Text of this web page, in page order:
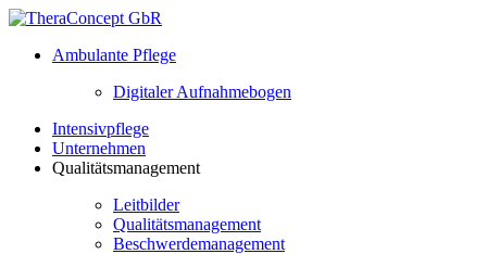
Ambulante Pflege
Digitaler Aufnahmebogen
Intensivpflege
Unternehmen
Qualitätsmanagement
Leitbilder
Qualitätsmanagement
Beschwerdemanagement